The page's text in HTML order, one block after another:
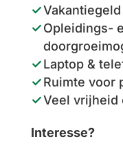
Opleidings-
Laptop &
Ruimte voor
Veel vrijheid
Interesse?